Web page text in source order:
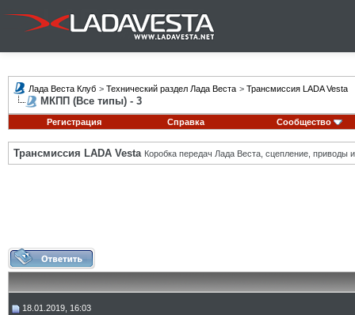
Лада Веста Клуб > Технический раздел Лада Веста > Трансмиссия LADA Vesta
МКПП (Все типы) - 3
Регистрация Справка Сообщество
Трансмиссия LADA Vesta Коробка передач Лада Веста, сцепление, приводы и
18.01.2019, 16:03